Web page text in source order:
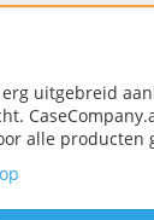
uitgebreid
alle producten